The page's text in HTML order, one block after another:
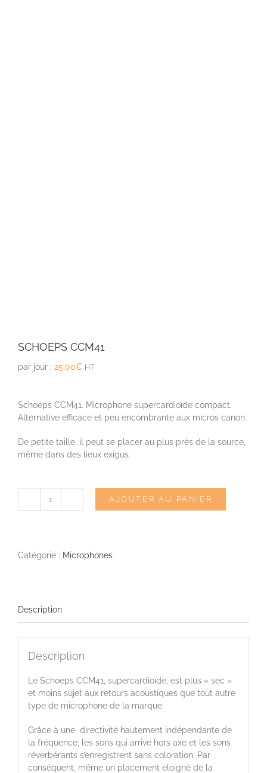
SCHOEPS CCM41
par jour : 25,00€ HT
Schoeps CCM41. Microphone supercardioïde compact.
Alternative efficace et peu encombrante aux micros canon.
De petite taille, il peut se placer au plus près de la source,
même dans des lieux exigus.
quantité
AJOUTER AU PANIER
Catégorie : Microphones
Description
Description
Le Schoeps CCM41, supercardioïde, est plus « sec »
et moins sujet aux retours acoustiques que tout autre
type de microphone de la marque.
Grâce à une directivité hautement indépendante de
la fréquence, les sons qui arrive hors axe et les sons
réverbérants s’enregistrent sans coloration. Par
conséquent, même un placement éloigné de la